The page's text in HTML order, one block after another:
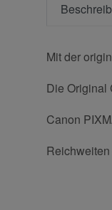
Mit der
Die Original
Canon